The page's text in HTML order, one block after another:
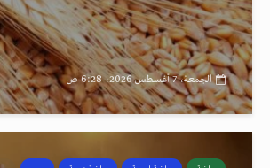
الجمعة، 7 أغسطس 2026، 6:28 ص